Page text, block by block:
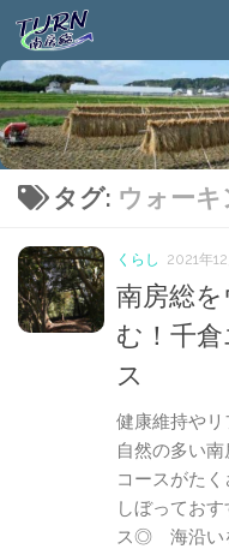
タグ: ウォーキ
くらし 2021年
南房総
む！千
ス
健康維持やリ
自然の多い
コースがた
しぼってお
ス◎ 海沿い